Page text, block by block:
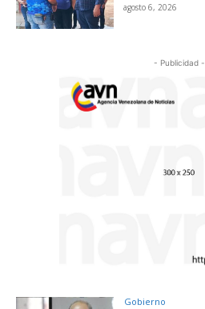
agosto 6, 2026
- Publicidad -
Gobierno